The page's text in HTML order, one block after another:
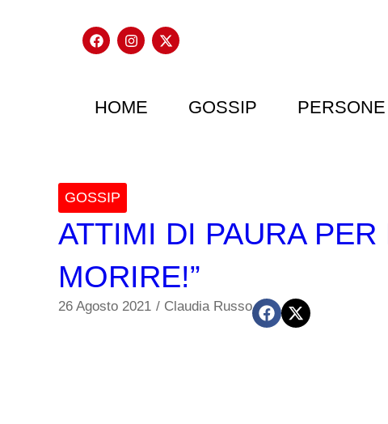
HOME GOSSIP PERSONE
GOSSIP
ATTIMI DI PAURA PER
MORIRE!”
26 Agosto 2021 / Claudia Russo